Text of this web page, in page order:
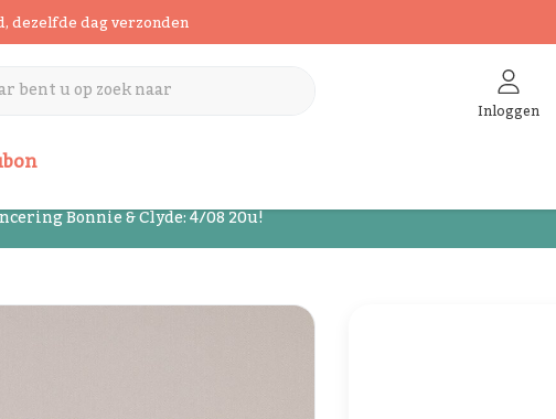
dezelfde dag verzonden
Inloggen
Bonnie & Clyde: 4/08 20u!